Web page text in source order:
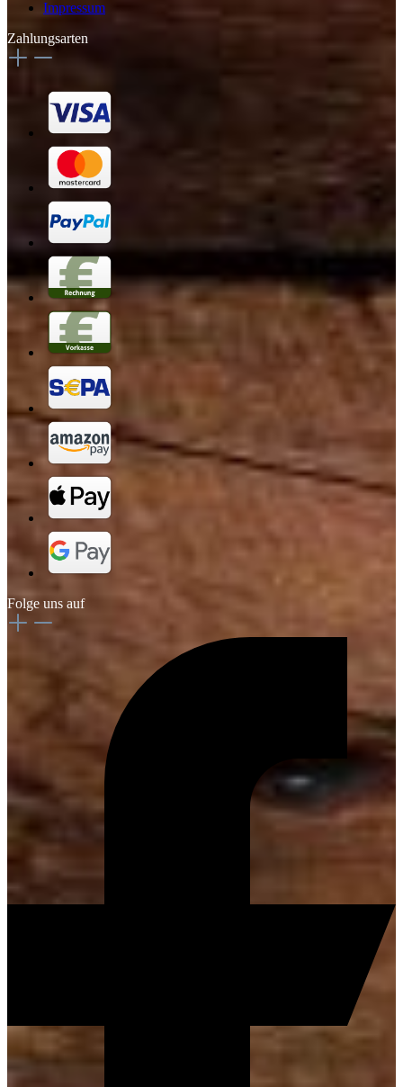
Impressum
Zahlungsarten
Folge uns auf